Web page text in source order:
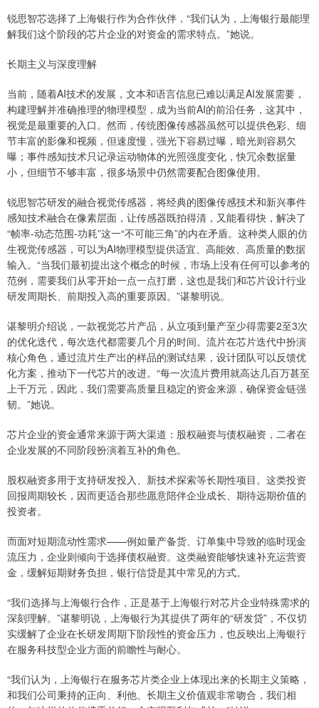
锐思智芯选择了上海银行作为合作伙伴，“我们认为，上海银行最能理
解我们这个阶段的芯片企业的对资金的需求特点。”她说。
长期主义与深度理解
当前，随着AI技术的发展，文本和语言信息已难以满足AI发展需要，
构建理解并准确推理的物理模型，成为当前AI的前沿任务，这其中，
视觉是最重要的入口。然而，传统图像传感器虽然可以提供色彩、细
节丰富的影像和视频，但速度慢，强光下容易过曝，暗光则容易欠
曝；事件感知技术只记录运动物体的光照强度变化，快冗余数据量
小，但细节不够丰富，很多场景中仍然需要配合图像使用。
锐思智芯研发的融合视觉传感器，将经典的图像传感技术和新兴事件
感知技术融合在像素层面，让传感器既拍得清，又能看得快，解决了
“帧率-动态范围-功耗”这一“不可能三角”的内在矛盾。这种类人眼的仿
生视觉传感器，可以为AI物理模型提供适宜、高能效、高质量的数据
输入。“当我们最初提出这个概念的时候，市场上没有任何可以参考的
范例，需要我们从零开始一点一点打磨，这也是我们和芯片设计行业
研发周期长、前期投入高的重要原因。”谌黎明说。
谌黎明介绍说，一款视觉芯片产品，从立项到量产至少得需要2至3次
的优化迭代，每次迭代都需要几个月的时间。流片在芯片迭代中扮演
核心角色，通过流片生产出的样品的测试结果，设计团队可以反馈优
化方案，推动下一代芯片的改进。“每一次流片费用就高达几百万甚至
上千万元，因此，我们需要高质量且稳定的资金来源，确保资金链强
韧。”她说。
芯片企业的资金通常来源于两大渠道：股权融资与债权融资，二者在
企业发展的不同阶段扮演着互补的角色。
股权融资多用于支持研发投入、新技术探索等长期性项目。这类投资
回报周期较长，因而更适合那些愿意陪伴企业成长、期待远期价值的
投资者。
而面对短期流动性需求——例如量产备货、订单集中导致的临时现金
流压力，企业则倾向于选择债权融资。这类融资能够快速补充运营资
金，缓解短期财务负担，银行信贷是其中常见的方式。
“我们选择与上海银行合作，正是基于上海银行对芯片企业特殊需求的
深刻理解。”谌黎明说，上海银行为其提供了两年的“研发贷”，不仅切
实缓解了企业在长研发周期下阶段性的资金压力，也反映出上海银行
在服务科技型企业方面的前瞻性与耐心。
“我们认为，上海银行在服务芯片类企业上体现出来的长期主义策略，
和我们公司秉持的正向、利他、长期主义价值观非常吻合，我们相